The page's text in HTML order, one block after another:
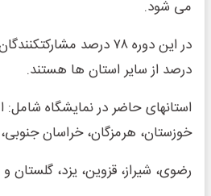
می شود.
درصد از سایر استان ها هستند.
استانهای حاضر در نمایشگاه شامل:
خوزستان، هرمزگان، خراسان
رضوی، شیراز، قزوین، یزد، گلستان